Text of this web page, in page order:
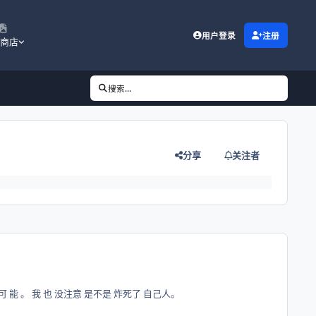
商店
用户登录 注册
搜索...
分享 关注者
。 我 也 没注意 是不是 炸死了 自己人。